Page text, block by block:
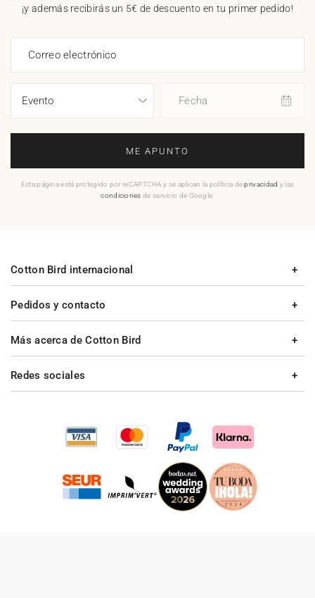
¡y además recibirás un 5€ de descuento en tu primer pedido!
Correo electrónico
Fecha
ME APUNTO
Esta página está protegido por reCAPTCHA y se aplican la política deprivacidad y las
condiciones de servicio de Google.
Pedidos y contacto
Más acerca de Cotton Bird
Cotton Bird internacional
Redes sociales